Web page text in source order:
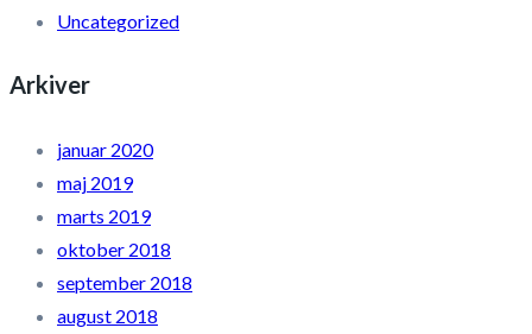
Uncategorized
Arkiver
januar 2020
maj 2019
marts 2019
oktober 2018
september 2018
august 2018